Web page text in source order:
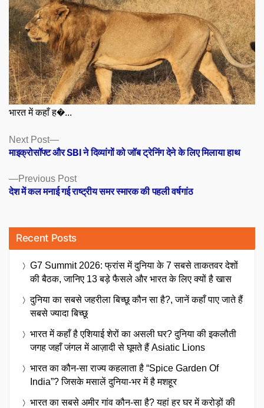
भारत में कहाँ ह�...
Posts
navigation
Previous PostPrevious
post:
देश में कल मनाई गई राष्ट्रीय समर स्मारक की पहली वर्षगांठ
Next Post
Next
post:
माइक्रोसॉफ्ट और SBI ने दिव्यांगों को जॉब ट्रेनिंग देने के लिए मिलाया हाथ
Recent Posts
G7 Summit 2026: फ्रांस में दुनिया के 7 सबसे ताकतवर देशों
की बैठक, जानिए 13 बड़े फैसले और भारत के लिए क्यों है खास
दुनिया का सबसे जहरीला बिच्छू कौन सा है?, जानें कहाँ पाए जाते हैं
सबसे ज्यादा बिच्छू
भारत में कहाँ है एशियाई शेरों का असली घर? दुनिया की इकलौती
जगह जहाँ जंगल में आज़ादी से घूमते हैं Asiatic Lions
भारत का कौन-सा राज्य कहलाता है “Spice Garden Of
India”? जिसके मसालें दुनिया-भर में है मशहूर
भारत का सबसे अमीर गांव कौन-सा है? यहां हर घर में करोड़ों की